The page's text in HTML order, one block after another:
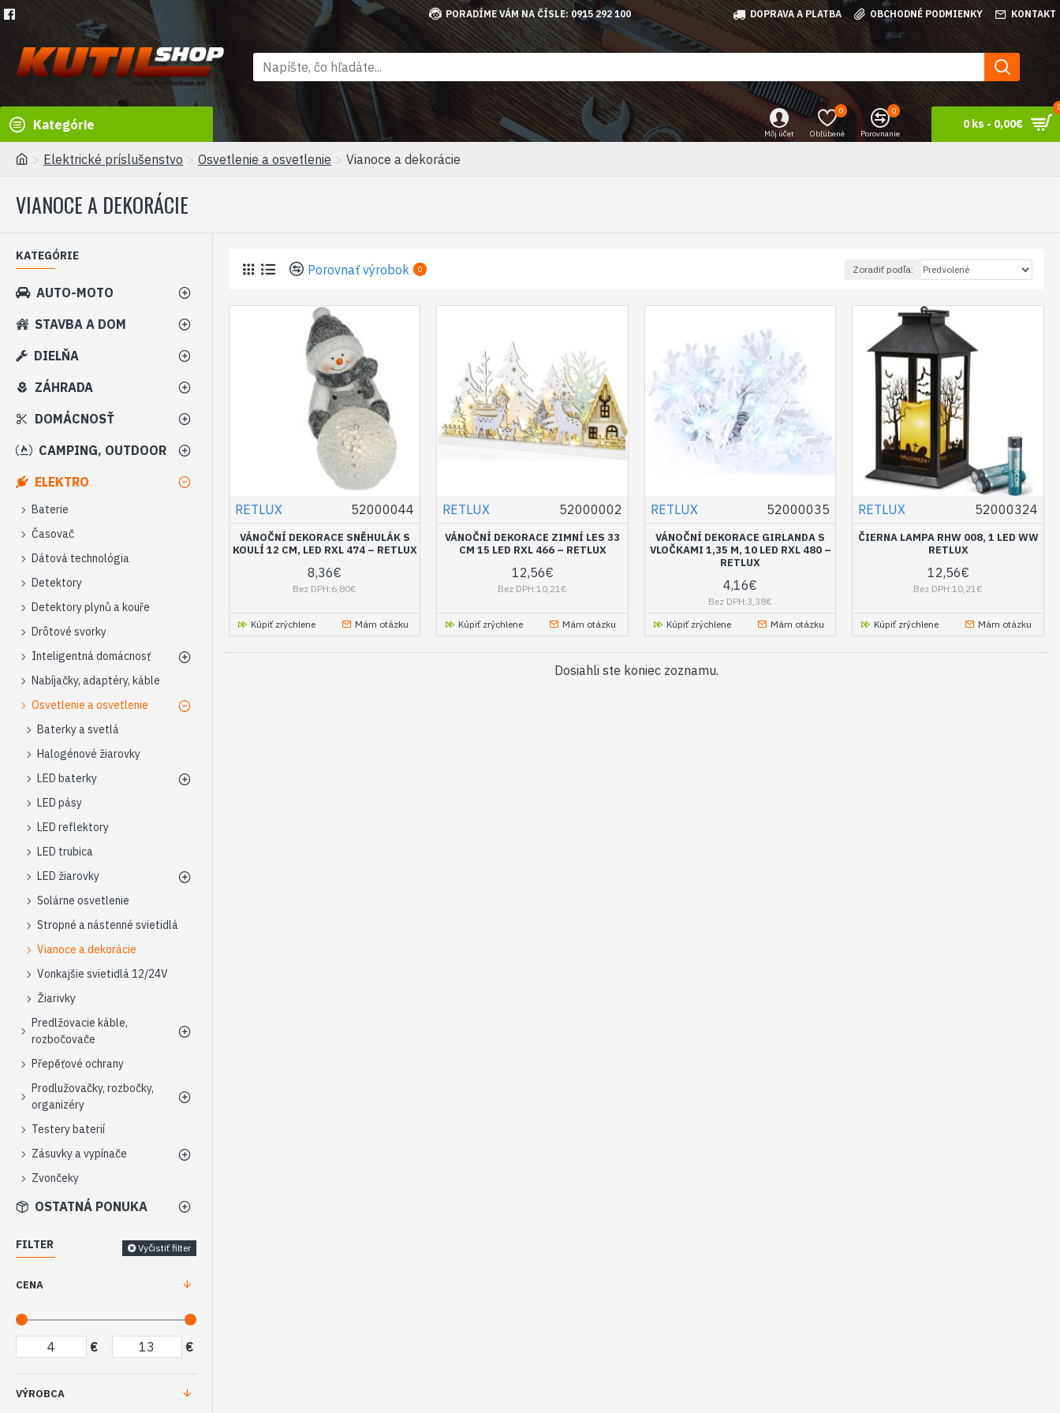
PORADÍME VÁM NA ČÍSLE: 0915 292 100 DOPRAVA A PLATBA OBCHODNÉ PODMIENKY KONTAKT
Kategórie
Môj účet Obľúbené
0
Porovnanie
0
0 ks - 0,00€
Elektrické príslušenstvo Osvetlenie a osvetlenie Vianoce a dekorácie
VIANOCE A DEKORÁCIE
KATEGÓRIE
AUTO-MOTO
STAVBA A DOM
DIELŇA
ZÁHRADA
DOMÁCNOSŤ
CAMPING, OUTDOOR
ELEKTRO
Baterie
Časovač
Dátová technológia
Detektory
Detektory plynů a kouře
Drôtové svorky
Inteligentná domácnosť
Nabíjačky, adaptéry, káble
Osvetlenie a osvetlenie
Baterky a svetlá
Halogénové žiarovky
LED baterky
LED pásy
LED reflektory
LED trubica
LED žiarovky
Solárne osvetlenie
Stropné a nástenné svietidlá
Vianoce a dekorácie
Vonkajšie svietidlá 12/24V
Žiarivky
Predlžovacie káble,
rozbočovače
Přepěťové ochrany
Prodlužovačky, rozbočky,
organizéry
Testery baterií
Zásuvky a vypínače
Zvončeky
OSTATNÁ PONUKA
FILTER Vyčistiť filter
CENA
€ €
VÝROBCA
Porovnať výrobok 0 Zoradiť podľa:
RETLUX 52000044
VÁNOČNÍ DEKORACE SNĚHULÁK S
KOULÍ 12 CM, LED RXL 474 – RETLUX
8,36€
Bez DPH:6,80€
Kúpiť zrýchlene Mám otázku
RETLUX 52000002
VÁNOČNÍ DEKORACE ZIMNÍ LES 33
CM 15 LED RXL 466 – RETLUX
12,56€
Bez DPH:10,21€
Kúpiť zrýchlene Mám otázku
RETLUX 52000035
VÁNOČNÍ DEKORACE GIRLANDA S
VLOČKAMI 1,35 M, 10 LED RXL 480 –
RETLUX
4,16€
Bez DPH:3,38€
Kúpiť zrýchlene
Mám otázku
RETLUX 52000324
ČIERNA LAMPA RHW 008, 1 LED WW
RETLUX
12,56€
Bez DPH:10,21€
Kúpiť zrýchlene Mám otázku
Dosiahli ste koniec zoznamu.